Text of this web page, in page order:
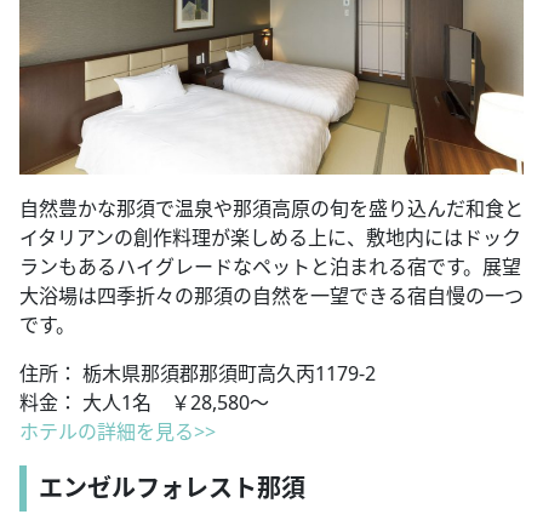
自然豊かな那須で温泉や那須高原の旬を盛り込んだ和食と
イタリアンの創作料理が楽しめる上に、敷地内にはドック
ランもあるハイグレードなペットと泊まれる宿です。展望
大浴場は四季折々の那須の自然を一望できる宿自慢の一つ
です。
住所： 栃木県那須郡那須町高久丙1179-2
料金： 大人1名 ￥28,580～
ホテルの詳細を見る>>
エンゼルフォレスト那須